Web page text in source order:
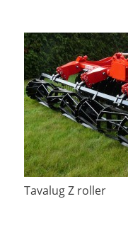
Tavalug Z roller